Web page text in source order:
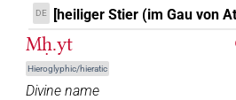
DE [heiliger Stier (im Gau von
Mḥ.yt
Hieroglyphic/hieratic
Divine name